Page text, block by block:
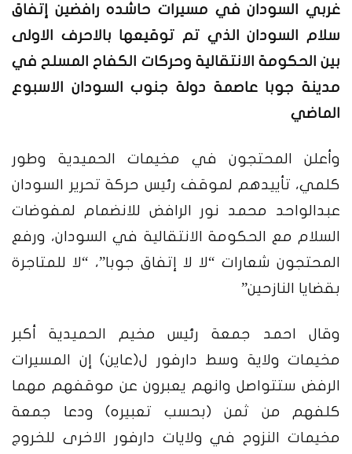
غربي السودان في مسيرات حاشده رافضين إتفاق
سلام السودان الذي تم توقيعها بالاحرف الاولى
بين الحكومة الانتقالية وحركات الكفاح المسلح في
مدينة جوبا عاصمة دولة جنوب السودان الاسبوع
الماضي
وأعلن المحتجون في مخيمات الحميدية وطور
كلمي، تأييدهم لموقف رئيس حركة تحرير السودان
عبدالواحد محمد نور الرافض للانضمام لمفوضات
السلام مع الحكومة الانتقالية في السودان، ورفع
المحتجون شعارات “لا لا إتفاق جوبا”، “لا للمتاجرة
بقضايا النازحين”
وقال احمد جمعة رئيس مخيم الحميدية أكبر
مخيمات ولاية وسط دارفور ل(عاين) إن المسيرات
الرفض ستتواصل وانهم يعبرون عن موقفهم مهما
كلفهم من ثمن (بحسب تعبيره) ودعا جمعة
مخيمات النزوح في ولايات دارفور الاخرى للخروج